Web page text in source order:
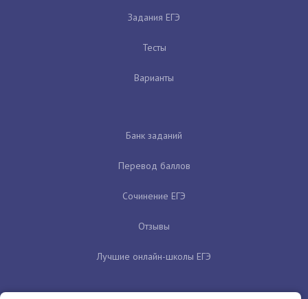
Задания ЕГЭ
Тесты
Варианты
Банк заданий
Перевод баллов
Сочинение ЕГЭ
Отзывы
Лучшие онлайн-школы ЕГЭ